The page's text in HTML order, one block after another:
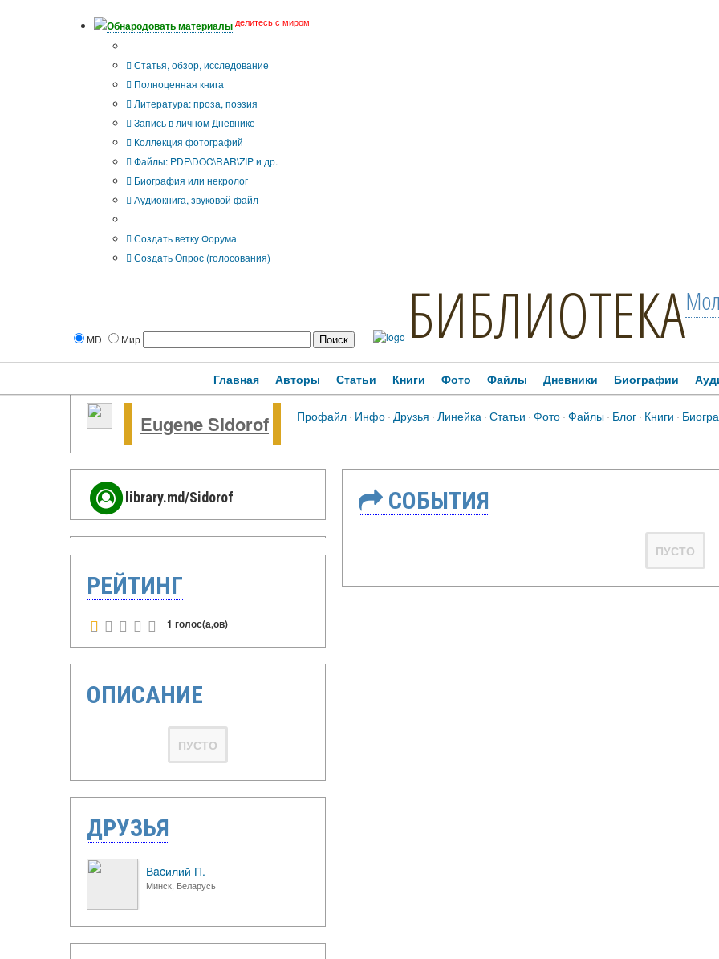
Обнародовать материалы делитесь с миром!
Статья, обзор, исследование
Полноценная книга
Литература: проза, поэзия
Запись в личном Дневнике
Коллекция фотографий
Файлы: PDF\DOC\RAR\ZIP и др.
Биография или некролог
Аудиокнига, звуковой файл
Создать ветку Форума
Создать Опрос (голосования)
MD Мир БИБЛИОТЕКА
Главная Авторы Статьи Книги Фото Файлы Дневники Биографии
Eugene Sidorof Профайл· Инфо·Друзья ·Линейка·Статьи ·Фото·Файлы· Блог· Книги ·
library.md/Sidorof
РЕЙТИНГ
1 голос(а,ов)
ОПИСАНИЕ
ПУСТО
ДРУЗЬЯ
Вacилий П.
Минск, Беларусь
СОБЫТИЯ
ПУСТО